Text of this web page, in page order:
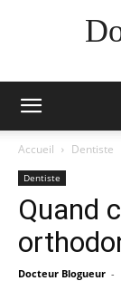
Accueil Dentiste
Dentiste
Quand
Docteur Blogueur -